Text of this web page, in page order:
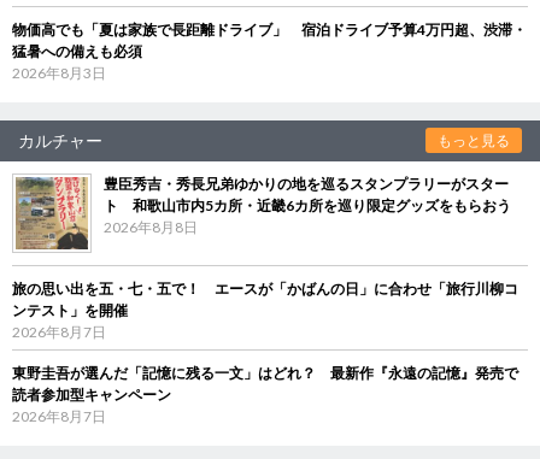
物価高でも「夏は家族で長距離ドライブ」 宿泊ドライブ予算4万円超、渋滞・
猛暑への備えも必須
2026年8月3日
カルチャー もっと見る
豊臣秀吉・秀長兄弟ゆかりの地を巡るスタンプラリーがスター
ト 和歌山市内5カ所・近畿6カ所を巡り限定グッズをもらおう
2026年8月8日
旅の思い出を五・七・五で！ エースが「かばんの日」に合わせ「旅行川柳コ
ンテスト」を開催
2026年8月7日
東野圭吾が選んだ「記憶に残る一文」はどれ？ 最新作『永遠の記憶』発売で
読者参加型キャンペーン
2026年8月7日